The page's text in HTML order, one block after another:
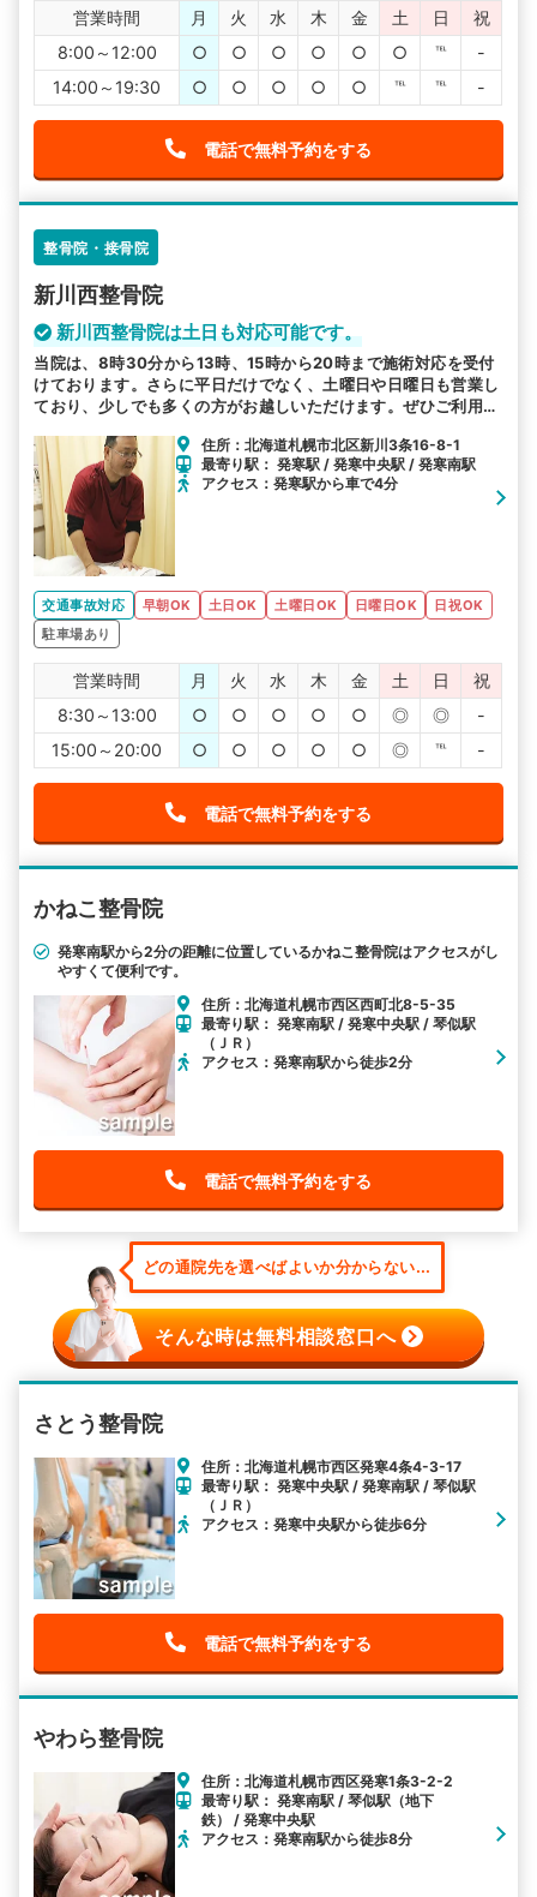
営業時間 月 火 水 木 金 土 日
祝
8:00～12:00
○ ○ ○ ○ ○ ○ ℡
-
14:00～19:30
○ ○ ○ ○ ○ ℡ ℡ -
電話で無料予約をする
整骨院・接骨院
新川西整骨院
新川西整骨院は土日も対応可能です。
当院は、8時30分から13時、15時から20時まで施術対応を受付
けております。さらに平日だけでなく、土曜日や日曜日も営業し
ており、少しでも多くの方がお越しいただけます。ぜひご利用く
住所：北海道札幌市北区新川3条16-8-1
最寄り駅： 発寒駅 / 発寒中央駅 / 発寒南駅
アクセス：発寒駅から車で4分
交通事故対応 早朝OK 土日OK 土曜日OK 日曜日OK
日祝OK
駐車場あり
営業時間 月 火 水 木 金 土 日
祝
8:30～13:00
○ ○ ○ ○ ○ ◎ ◎
-
15:00～20:00
○ ○ ○ ○ ○ ◎ ℡ -
電話で無料予約をする
かねこ整骨院
発寒南駅から2分の距離に位置しているかねこ整骨院はアクセスがし
やすくて便利です。
住所：北海道札幌市西区西町北8-5-35
最寄り駅： 発寒南駅 / 発寒中央駅 / 琴似駅
（ＪＲ）
アクセス：発寒南駅から徒歩2分
電話で無料予約をする
どの通院先を選べばよいか分からない...
そんな時は無料相談窓口へ
さとう整骨院
住所：北海道札幌市西区発寒4条4-3-17
最寄り駅： 発寒中央駅 / 発寒南駅 / 琴似駅
（ＪＲ）
アクセス：発寒中央駅から徒歩6分
電話で無料予約をする
やわら整骨院
住所：北海道札幌市西区発寒1条3-2-2
最寄り駅： 発寒南駅 / 琴似駅（地下
鉄） / 発寒中央駅
アクセス：発寒南駅から徒歩8分